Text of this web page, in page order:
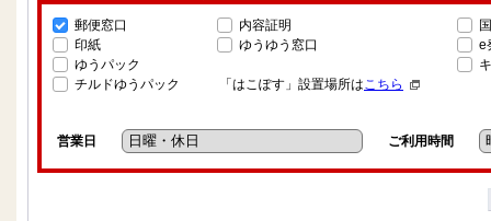
郵便窓口
印紙
ゆうパック
チルドゆうパック
内容証明
ゆうゆう窓口
「はこぽす」設置場所はこちら
e
営業日 ご利用時間